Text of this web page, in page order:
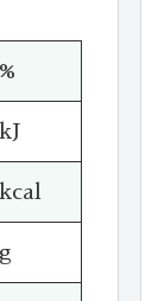
%
kJ
kcal
g